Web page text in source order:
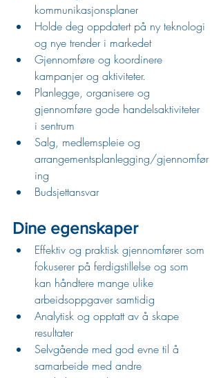
kommunikasjonsplaner
Holde deg oppdatert på ny teknologi
og nye trender i markedet
Gjennomføre og koordinere
kampanjer og aktiviteter.
Planlegge, organisere og
gjennomføre gode handelsaktiviteter
i sentrum
Salg, medlemspleie og
arrangementsplanlegging/gjennomfør
ing
Budsjettansvar
Dine egenskaper
Effektiv og praktisk gjennomfører som
fokuserer på ferdigstillelse og som
kan håndtere mange ulike
arbeidsoppgaver samtidig
Analytisk og opptatt av å skape
resultater
Selvgående med god evne til å
samarbeide med andre